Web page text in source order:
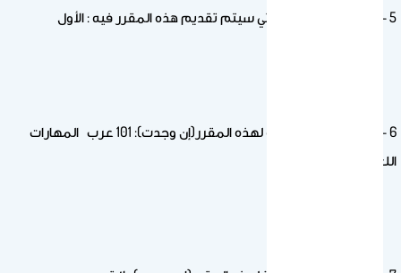
5 – المستوى أو السنة التي سيتم تقديم هذه المقرر فيه : الأول
6 – المتطلبات المسبقة لهذه المقرر(إن وجدت): 101 عرب المهارات
اللغوية